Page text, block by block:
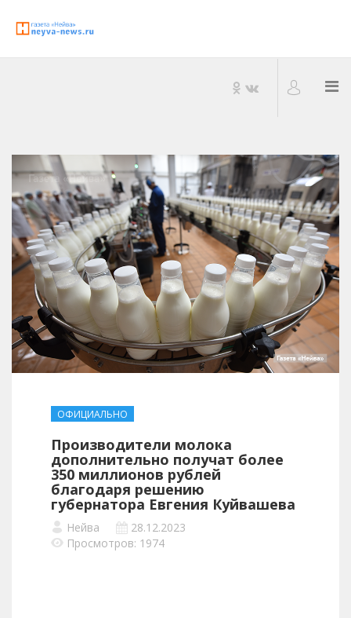
ОФИЦИАЛЬНО
Производители молока
дополнительно получат более
350 миллионов рублей
благодаря решению
губернатора Евгения Куйвашева
Нейва
28.12.2023
Просмотров: 1974